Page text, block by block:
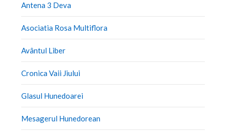
Antena 3 Deva
Asociatia Rosa Multiflora
Avântul Liber
Cronica Vaii Jiului
Glasul Hunedoarei
Mesagerul Hunedorean